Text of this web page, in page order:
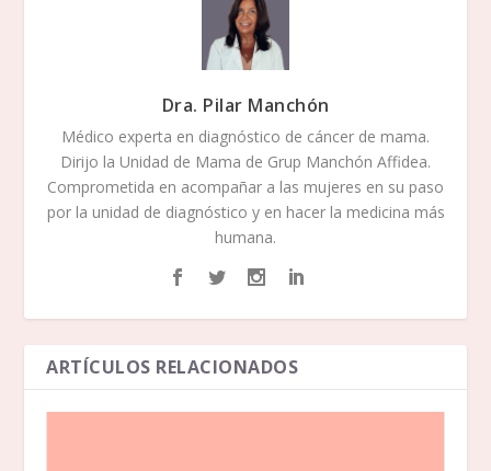
Dra. Pilar Manchón
Médico experta en diagnóstico de cáncer de mama.
Dirijo la Unidad de Mama de Grup Manchón Affidea.
Comprometida en acompañar a las mujeres en su paso
por la unidad de diagnóstico y en hacer la medicina más
humana.
ARTÍCULOS RELACIONADOS